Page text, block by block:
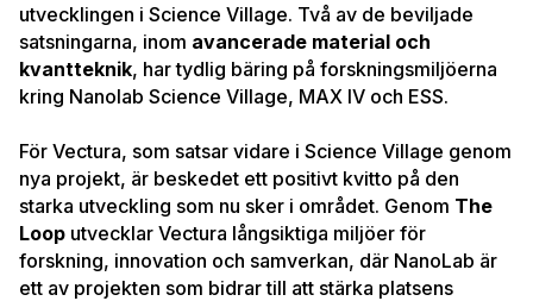
utvecklingen i Science Village. Två av de beviljade
satsningarna, inom avancerade material och
kvantteknik, har tydlig bäring på forskningsmiljöerna
kring Nanolab Science Village, MAX IV och ESS.
För Vectura, som satsar vidare i Science Village genom
nya projekt, är beskedet ett positivt kvitto på den
starka utveckling som nu sker i området. Genom The
Loop utvecklar Vectura långsiktiga miljöer för
forskning, innovation och samverkan, där NanoLab är
ett av projekten som bidrar till att stärka platsens